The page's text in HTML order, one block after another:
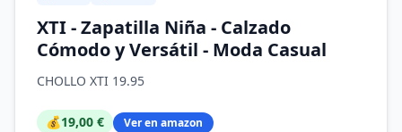
XTI - Zapatilla Niña - Calzado
Cómodo y Versátil - Moda Casual
CHOLLO XTI 19.95
💰19,00 € Ver en amazon